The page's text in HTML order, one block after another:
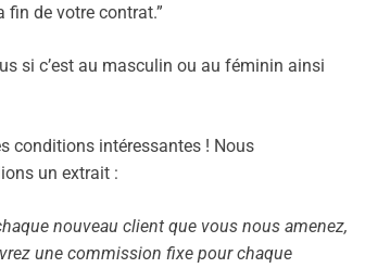
de votre contrat.”
si c’est au masculin ou au féminin ainsi
conditions intéressantes ! Nous
un extrait :
nouveau client que vous nous amenez,
une commission fixe pour chaque